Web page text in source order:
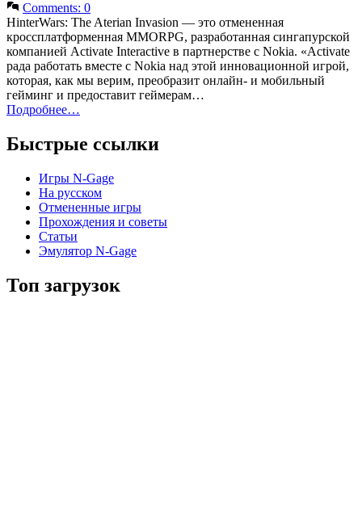
Comments: 0
HinterWars: The Aterian Invasion — это отмененная
кроссплатформенная MMORPG, разработанная сингапурской
компанией Activate Interactive в партнерстве с Nokia. «Activate
рада работать вместе с Nokia над этой инновационной игрой,
которая, как мы верим, преобразит онлайн- и мобильный
гейминг и предоставит геймерам…
Подробнее…
Быстрые ссылки
Игры N-Gage
На русском
Отмененные игры
Прохождения и советы
Статьи
Эмулятор N-Gage
Топ загрузок